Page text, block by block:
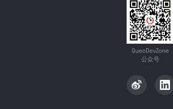
QuecDevZone
公众号